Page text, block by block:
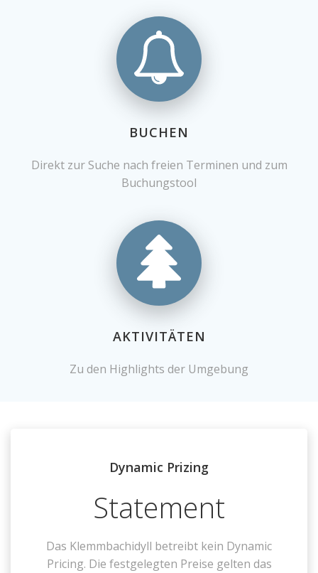
BUCHEN
Direkt zur Suche nach freien Terminen und zum
Buchungstool
AKTIVITÄTEN
Zu den Highlights der Umgebung
Dynamic Prizing
Statement
Das Klemmbachidyll betreibt kein Dynamic
Pricing. Die festgelegten Preise gelten das